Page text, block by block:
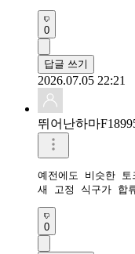
0
답글 쓰기
2026.07.05 22:21
뛰어난하마
예전에도 비슷한
새 고정 식구가 합
0